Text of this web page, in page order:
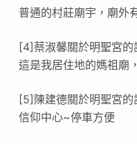
普通的村莊廟宇，廟外
[4]蔡淑馨關於明聖宮的
這是我居住地的媽祖廟
[5]陳建德關於明聖宮的
信仰中心~停車方便